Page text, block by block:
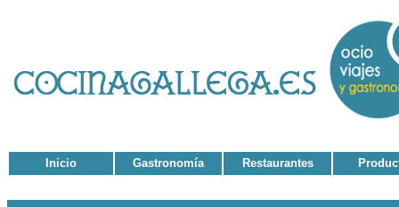
Inicio Gastronomía Restaurantes